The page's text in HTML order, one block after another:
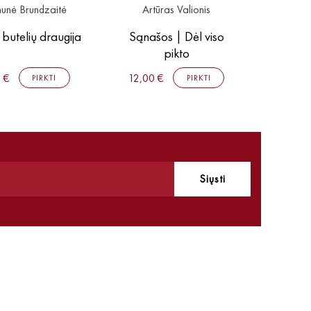
Brundzaitė
butelių draugija
€ PIRKTI
Artūras Valionis
Sąnašos | Dėl viso
pikto
12,00 € PIRKTI
Siųsti